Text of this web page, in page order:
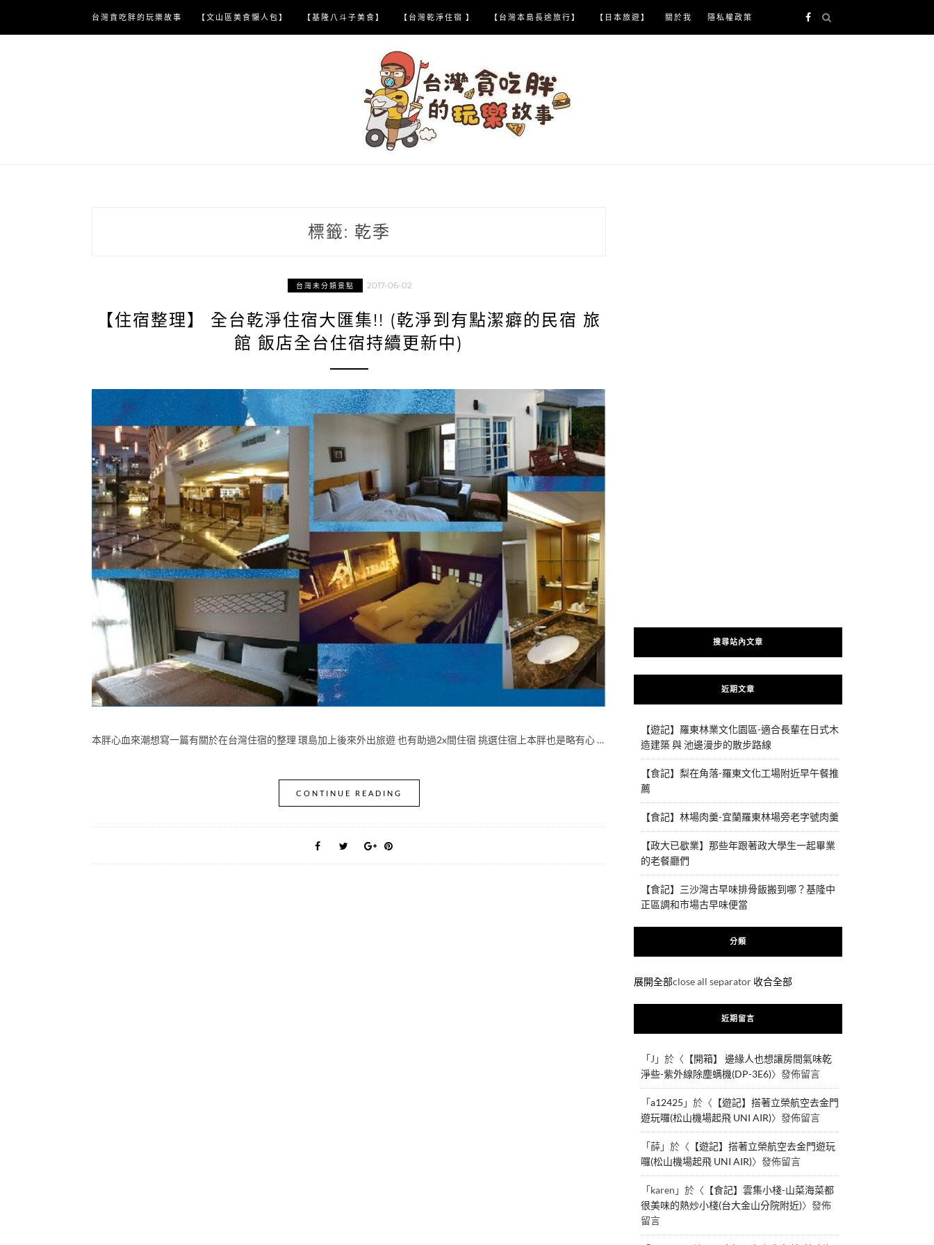
content
台灣貪吃胖的玩樂故事 【文山區美食懶人包】 【基隆八斗子美食】 【台灣乾淨住宿 】 【台灣本島長途旅行】 【日本旅遊】 關於我 隱私權政策
標籤: 乾季
台灣未分類景點 2017-06-02
【住宿整理】 全台乾淨住宿大匯集!! (乾淨到有點潔癖的民宿 旅
館 飯店全台住宿持續更新中)
本胖心血來潮想寫一篇有關於在台灣住宿的整理 環島加上後來外出旅遊 也有助過2x間住宿 挑選住宿上本胖也是略有心 …
CONTINUE READING
搜尋站內文章
近期文章
【遊記】羅東林業文化園區-適合長輩在日式木
造建築 與 池邊漫步的散步路線
【食記】梨在角落-羅東文化工場附近早午餐推
薦
【食記】林場肉羹-宜蘭羅東林場旁老字號肉羹
【政大已歇業】那些年跟著政大學生一起畢業
的老餐廳們
【食記】三沙灣古早味排骨飯搬到哪？基隆中
正區調和市場古早味便當
分類
展開全部close all separator 收合全部
近期留言
「J 」於〈 【開箱】 邊緣人也想讓房間氣味乾
淨些-紫外線除塵螨機(DP-3E6)〉發佈留言
「a12425 」於〈 【遊記】搭著立榮航空去金門
遊玩囉(松山機場起飛 UNI AIR)〉發佈留言
「薛」於〈 【遊記】搭著立榮航空去金門遊玩
囉(松山機場起飛 UNI AIR)〉發佈留言
「karen 」於〈 【食記】雲集小棧-山菜海菜都
很美味的熱炒小棧(台大金山分院附近)〉發佈
留言